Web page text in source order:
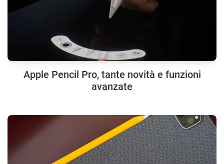
Apple Pencil Pro, tante novità e funzioni
avanzate